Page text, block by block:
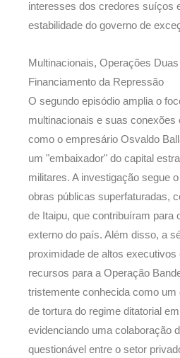
interesses dos credores suíços
estabilidade do governo de
Multinacionais, Operações
Financiamento da Repressão
O segundo episódio amplia o
multinacionais e suas conexões
como o empresário Osvaldo
um "embaixador" do capital
militares. A investigação segue
obras públicas superfaturadas,
de Itaipu, que contribuíram para
externo do país. Além disso, a
proximidade de altos
recursos para a Operação
tristemente conhecida como
de tortura do regime ditatorial
evidenciando uma colaboração
questionável entre o setor